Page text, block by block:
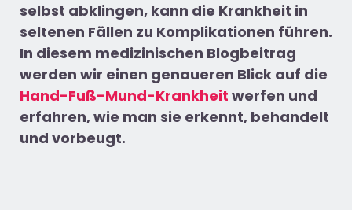
selbst abklingen, kann die Krankheit in
seltenen Fällen zu Komplikationen führen.
In diesem medizinischen Blogbeitrag
werden wir einen genaueren Blick auf die
Hand-Fuß-Mund-Krankheit werfen und
erfahren, wie man sie erkennt, behandelt
und vorbeugt.